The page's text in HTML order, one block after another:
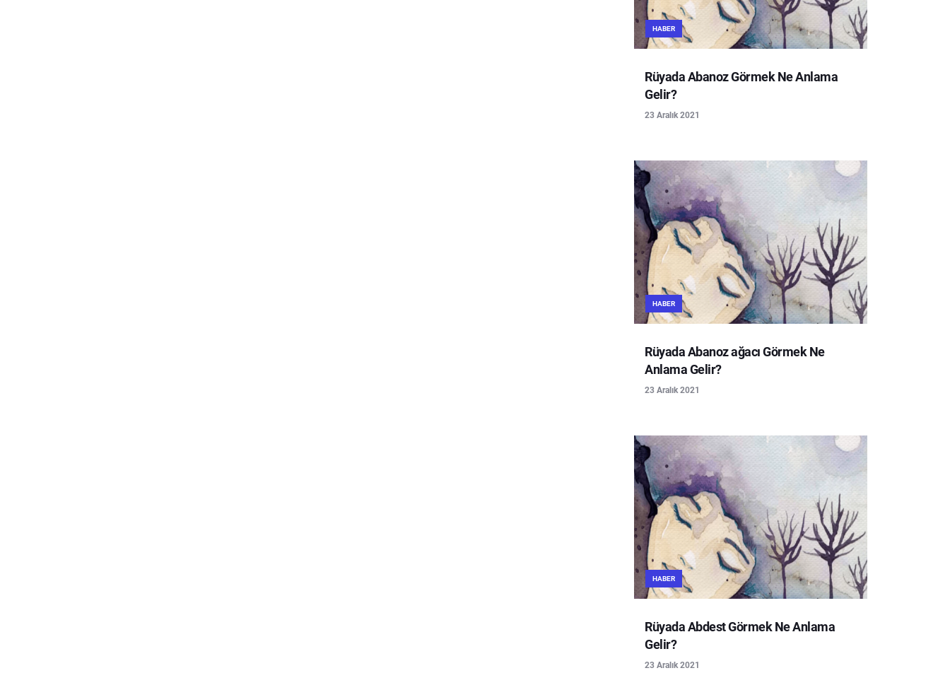
HABER
Rüyada Abanoz Görmek Ne Anlama
Gelir?
23 Aralık 2021
HABER
Rüyada Abanoz ağacı Görmek Ne
Anlama Gelir?
23 Aralık 2021
HABER
Rüyada Abdest Görmek Ne Anlama
Gelir?
23 Aralık 2021